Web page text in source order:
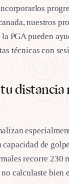
nuestros
PGA pueden
técnicas con
distancia
capacidad de
recorre 230
calculaste bien